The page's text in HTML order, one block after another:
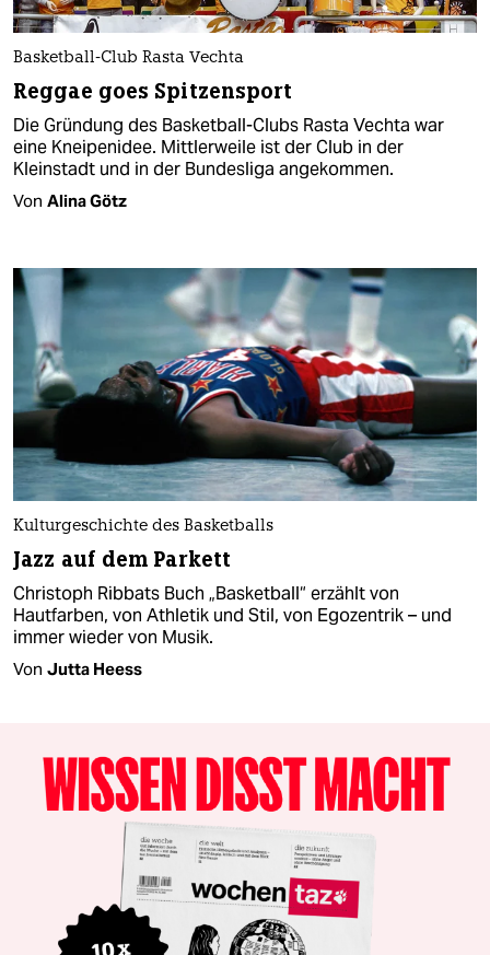
Basketball-Club Rasta Vechta
Reggae goes Spitzensport
Die Gründung des Basketball-Clubs Rasta Vechta war
eine Kneipenidee. Mittlerweile ist der Club in der
Kleinstadt und in der Bundesliga angekommen.
Von Alina Götz
Kulturgeschichte des Basketballs
Jazz auf dem Parkett
Christoph Ribbats Buch „Basketball“ erzählt von
Hautfarben, von Athletik und Stil, von Egozentrik – und
immer wieder von Musik.
Von Jutta Heess